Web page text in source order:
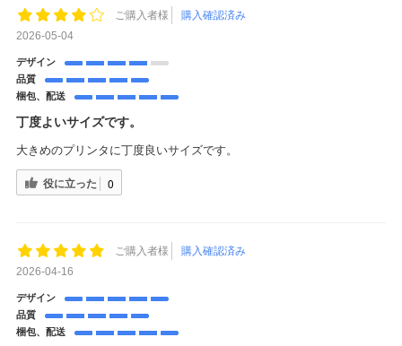
ご購入者様
購入確認済み
2026-05-04
デザイン
品質
梱包、配送
丁度よいサイズです。
大きめのプリンタに丁度良いサイズです。
役に立った 0
ご購入者様
購入確認済み
2026-04-16
デザイン
品質
梱包、配送